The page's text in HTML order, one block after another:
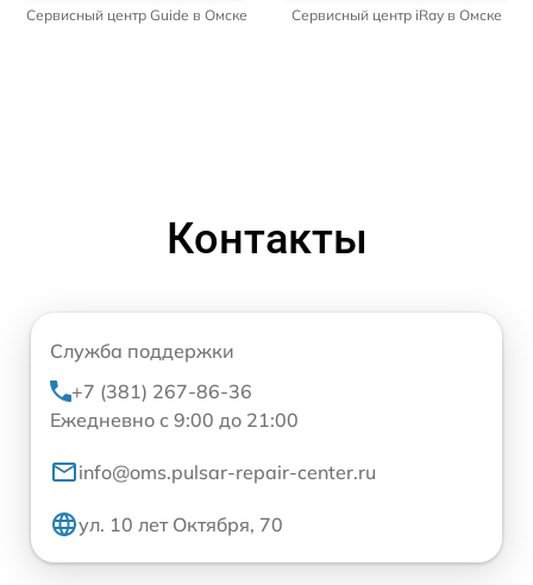
Сервисный центр Guide в Омске Сервисный центр iRay в Омске
Контакты
Служба поддержки
+7 (381) 267-86-36
Ежедневно с 9:00 до 21:00
info@oms.pulsar-repair-center.ru
ул. 10 лет Октября, 70